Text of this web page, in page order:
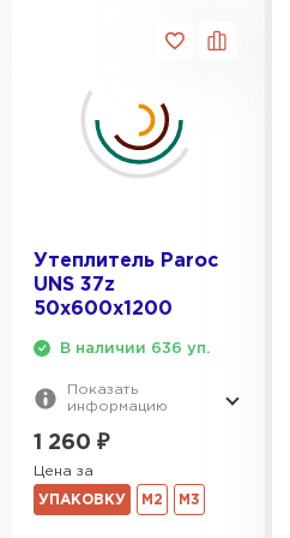
Утеплитель Paroc
UNS 37z
50х600х1200
В наличии 636 уп.
Показать
информацию
1 260 ₽
Цена за
УПАКОВКУ М2 М3
ПЕРЕЙТИ
Утеплитель
Утеплитель
Рулонная